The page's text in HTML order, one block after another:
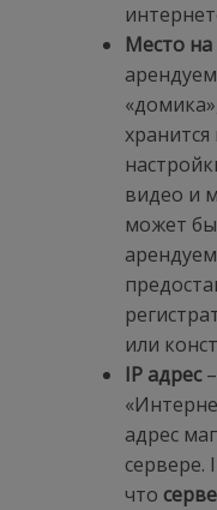
Место на
видео и
может
или
IP адрес
адрес
сервере.
что